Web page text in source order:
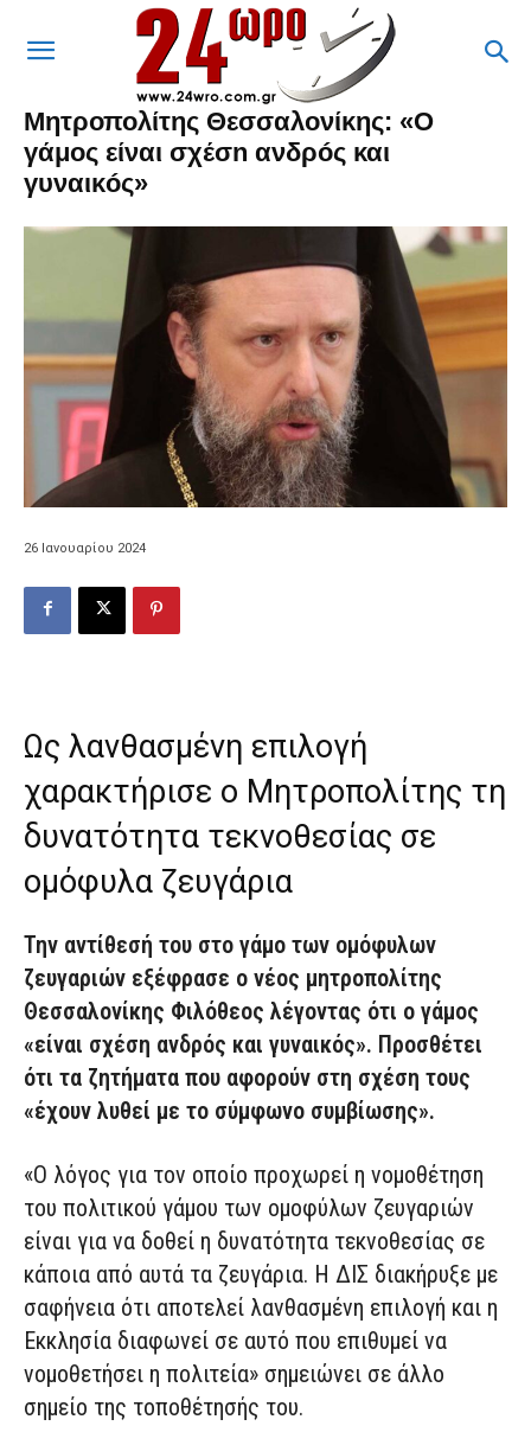
Μητροπολίτης Θεσσαλονίκης: «Ο
γάμоς είναι σχέσn ανδρóς και
γυναικóς»
26 Ιανουαρίου 2024
Ως λανθασμένη επιλογή
χαρακτήρισε ο Μητροπολίτης τη
δυνατότητα τεκνoθεσίας σε
ομόφυλα ζευγάρια
Την αντίθεσή του στο γάμο των ομόφυλων
ζευγαριών εξέφρασε ο νέος μητροπολίτης
Θεσσαλονίκης Φιλόθεος λέγοντας ότι ο γάμος
«είναι σχέση ανδρός και γυναικός». Προσθέτει
ότι τα ζητήματα που αφορούν στη σχέση τους
«έχουν λυθεί με το σύμφωνο συμβίωσης».
«Ο λόγος για τον οποίο προχωρεί η νομοθέτηση
του πολιτικού γάμου των ομοφύλων ζευγαριών
είναι για να δοθεί η δυνατότητα τεκνοθεσίας σε
κάποια από αυτά τα ζευγάρια. Η ΔΙΣ διακήρυξε με
σαφήνεια ότι αποτελεί λανθασμένη επιλογή και η
Εκκλησία διαφωνεί σε αυτό που επιθυμεί να
νομοθετήσει η πολιτεία» σημειώνει σε άλλο
σημείο της τοποθέτησής του.